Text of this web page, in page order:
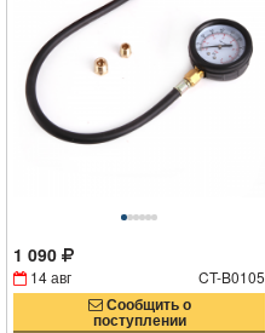
1 090
14 авг CT-B0105
Сообщить о
поступлении